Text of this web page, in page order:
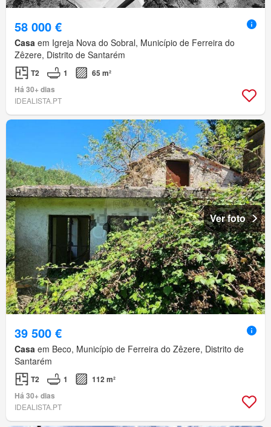
58 000 €
Casa em Igreja Nova do Sobral, Município de Ferreira do
Zêzere, Distrito de Santarém
T2 1
65 m²
Há 30+ dias
IDEALISTA.PT
Ver foto
39 500 €
Casa em Beco, Município de Ferreira do Zêzere, Distrito de
Santarém
T2 1
112 m²
Há 30+ dias
IDEALISTA.PT